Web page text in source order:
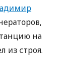
​​на
из строя.